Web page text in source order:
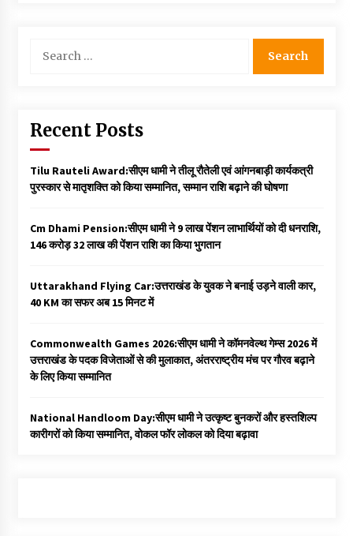
for:
Recent Posts
Tilu Rauteli Award:सीएम धामी ने तीलू रौतेली एवं आंगनबाड़ी कार्यकत्री
पुरस्कार से मातृशक्ति को किया सम्मानित, सम्मान राशि बढ़ाने की घोषणा
Cm Dhami Pension:सीएम धामी ने 9 लाख पेंशन लाभार्थियों को दी धनराशि, ₹
146 करोड़ 32 लाख की पेंशन राशि का किया भुगतान
Uttarakhand Flying Car:उत्तराखंड के युवक ने बनाई उड़ने वाली कार,
40 KM का सफर अब 15 मिनट में
Commonwealth Games 2026:सीएम धामी ने कॉमनवेल्थ गेम्स 2026 में
उत्तराखंड के पदक विजेताओं से की मुलाकात, अंतरराष्ट्रीय मंच पर गौरव बढ़ाने
के लिए किया सम्मानित
National Handloom Day:सीएम धामी ने उत्कृष्ट बुनकरों और हस्तशिल्प
कारीगरों को किया सम्मानित, वोकल फॉर लोकल को दिया बढ़ावा